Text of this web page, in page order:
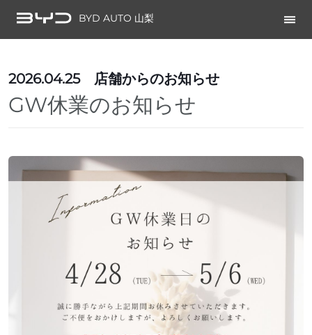
BYD AUTO 山梨
2026.04.25 店舗からのお知らせ
GW休業のお知らせ